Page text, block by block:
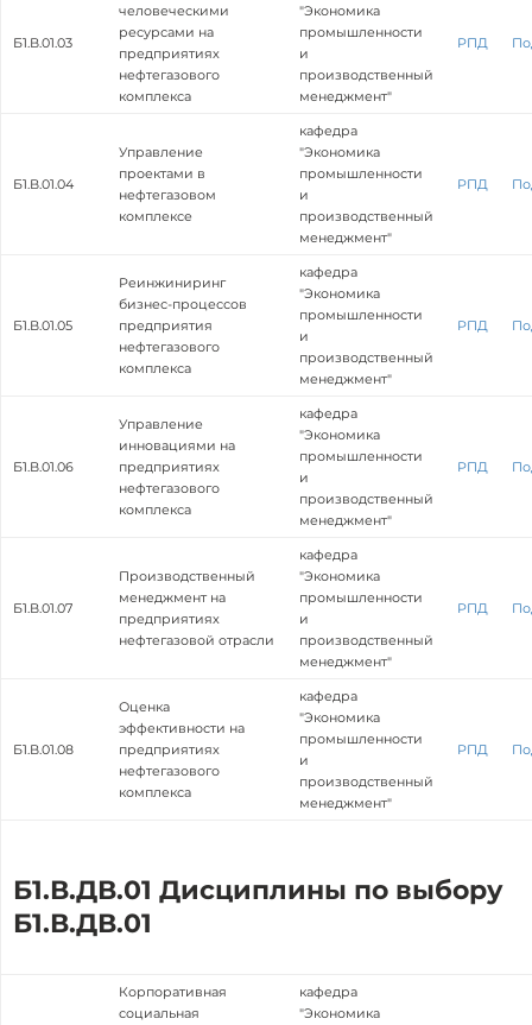
Б1.В.01.03
человеческими
ресурсами на
предприятиях
нефтегазового
комплекса
"Экономика
промышленности
и
производственный
менеджмент"
РПД
Б1.В.01.04
Управление
проектами в
нефтегазовом
комплексе
кафедра
"Экономика
промышленности
и
производственный
менеджмент"
РПД
Б1.В.01.05
Реинжиниринг
бизнес-процессов
предприятия
нефтегазового
комплекса
кафедра
"Экономика
промышленности
и
производственный
менеджмент"
РПД
Б1.В.01.06
Управление
инновациями на
предприятиях
нефтегазового
комплекса
кафедра
"Экономика
промышленности
и
производственный
менеджмент"
РПД
Б1.В.01.07
Производственный
менеджмент на
предприятиях
нефтегазовой отрасли
кафедра
"Экономика
промышленности
и
производственный
менеджмент"
РПД
Б1.В.01.08
Оценка
эффективности на
предприятиях
нефтегазового
комплекса
кафедра
"Экономика
промышленности
и
производственный
менеджмент"
РПД
Б1.В.ДВ.01 Дисциплины по выбору
Б1.В.ДВ.01
Корпоративная
социальная
кафедра
"Экономика